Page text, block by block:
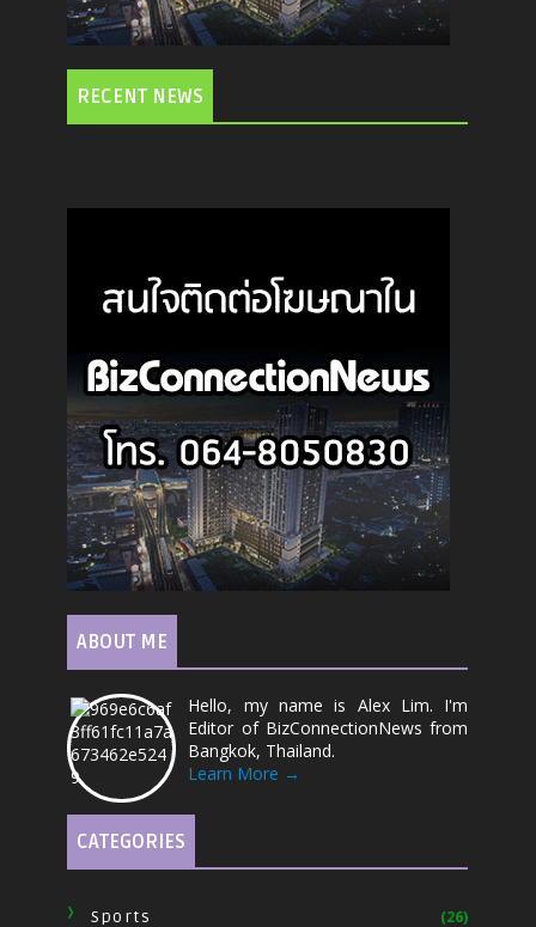
RECENT NEWS
ABOUT ME
Hello, my name is Alex Lim. I'm
Editor of BizConnectionNews from
Bangkok, Thailand.
Learn More →
CATEGORIES
Sports (26)